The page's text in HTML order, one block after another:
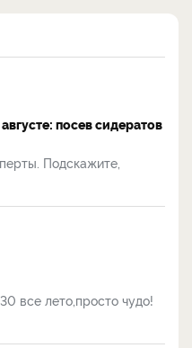
посев сидератов
Подскажите,
все лето,просто чудо!